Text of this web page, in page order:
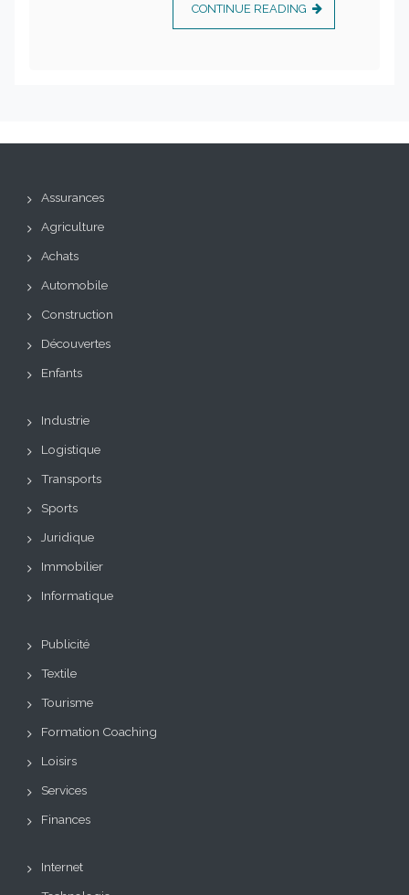
CONTINUE READING
Assurances
Agriculture
Achats
Automobile
Construction
Découvertes
Enfants
Industrie
Logistique
Transports
Sports
Juridique
Immobilier
Informatique
Publicité
Textile
Tourisme
Formation Coaching
Loisirs
Services
Finances
Internet